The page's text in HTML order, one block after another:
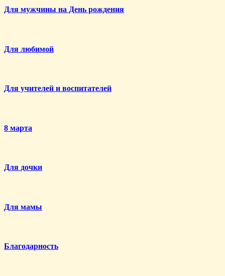
Для мужчины на День рождения
Для любимой
Для учителей и воспитателей
8 марта
Для дочки
Для мамы
Благодарность